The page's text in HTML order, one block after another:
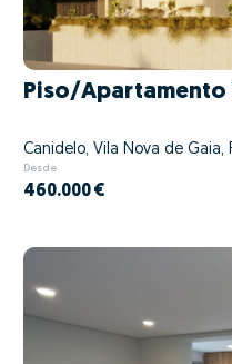
Piso/Apartamento
Canidelo, Vila Nova de Gaia,
Desde
460.000 €